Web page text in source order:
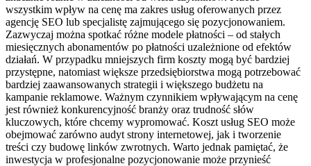
wszystkim wpływ na cenę ma zakres usług oferowanych przez
agencję SEO lub specjalistę zajmującego się pozycjonowaniem.
Zazwyczaj można spotkać różne modele płatności – od stałych
miesięcznych abonamentów po płatności uzależnione od efektów
działań. W przypadku mniejszych firm koszty mogą być bardziej
przystępne, natomiast większe przedsiębiorstwa mogą potrzebować
bardziej zaawansowanych strategii i większego budżetu na
kampanie reklamowe. Ważnym czynnikiem wpływającym na cenę
jest również konkurencyjność branży oraz trudność słów
kluczowych, które chcemy wypromować. Koszt usług SEO może
obejmować zarówno audyt strony internetowej, jak i tworzenie
treści czy budowę linków zwrotnych. Warto jednak pamiętać, że
inwestycja w profesjonalne pozycjonowanie może przynieść